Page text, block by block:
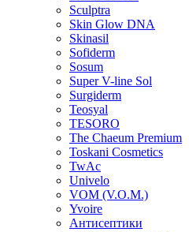
Sculptra
Skin Glow DNA
Skinasil
Sofiderm
Sosum
Super V-line Sol
Surgiderm
Teosyal
TESORO
The Chaeum Premium
Toskani Cosmetics
TwAc
Univelo
VOM (V.O.M.)
Yvoire
Антисептики